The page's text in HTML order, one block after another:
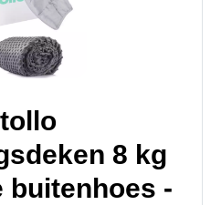
8 kg
buitenhoes -